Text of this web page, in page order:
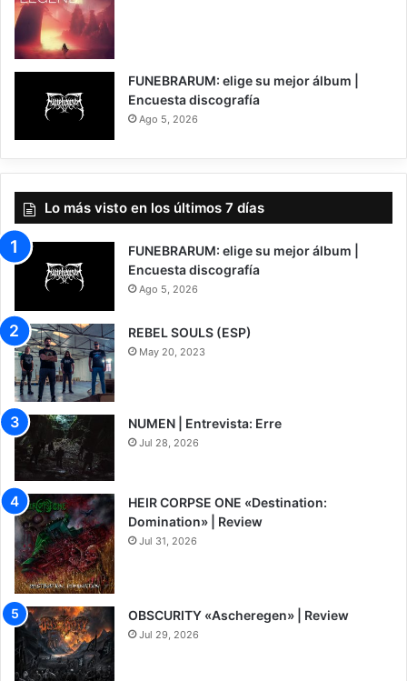
7
FUNEBRARUM: elige su mejor álbum |
Encuesta discografía
Ago 5, 2026
Lo más visto en los últimos 7 días
FUNEBRARUM: elige su mejor álbum |
Encuesta discografía
Ago 5, 2026
REBEL SOULS (ESP)
May 20, 2023
NUMEN | Entrevista: Erre
Jul 28, 2026
8
HEIR CORPSE ONE «Destination:
Domination» | Review
Jul 31, 2026
OBSCURITY «Ascheregen» | Review
Jul 29, 2026